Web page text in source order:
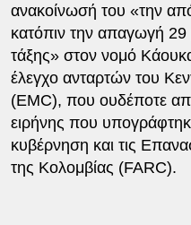
ανακοίνωσή του «την
κατόπιν την απαγωγή
τάξης» στον νομό
έλεγχο ανταρτών του
(EMC), που ουδέποτε
ειρήνης που
κυβέρνηση και τις
της Κολομβίας (FARC).